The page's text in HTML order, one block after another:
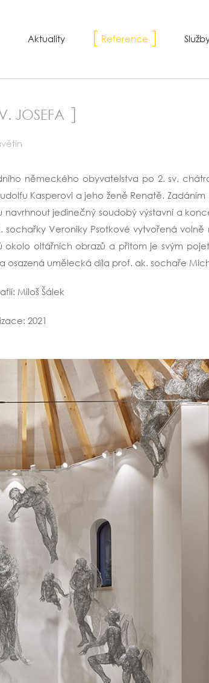
Aktuality Reference
JOSEFA
německého obyvatelstva po 2. sv.
Kasperovi a jeho ženě Renatě.
jedinečný soudobý výstavní a
Veroniky Psotkové vytvořená volně
oltářních obrazů a přitom je svým
osazená umělecká díla prof. ak. sochaře
Miloš Šálek
2021